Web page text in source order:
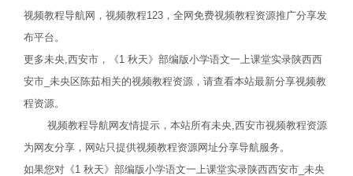
视频教程导航网，视频教程123，全网免费视频教程资源推广分享发
布平台。
更多未央,西安市，《1 秋天》部编版小学语文一上课堂实录陕西西
安市_未央区陈茹相关的视频教程资源，请查看本站最新分享视频教
程资源。
视频教程导航网友情提示，本站所有未央,西安市视频教程资源
为网友分享，网站只提供视频教程资源网址分享导航服务。
如果您对《1 秋天》部编版小学语文一上课堂实录陕西西安市_未央